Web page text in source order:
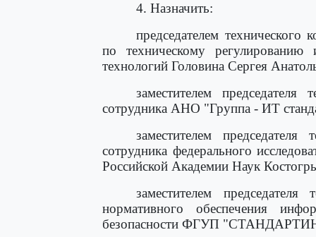
4. Назначить:
председателем технического
по техническому
технологий Головина Сергея
заместителем
сотрудника АНО "Группа - ИТ
заместителем
сотрудника федерального
Российской Академии Наук
заместителем
нормативного обеспечения
безопасности ФГУП